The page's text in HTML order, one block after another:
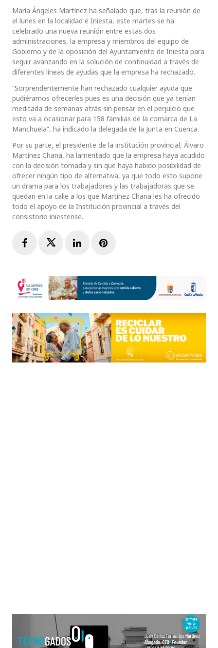
María Ángeles Martínez ha señalado que, tras la reunión de
el lunes en la localidad e Iniesta, este martes se ha
celebrado una nueva reunión entre estas dos
administraciones, la empresa y miembros del equipo de
Gobierno y de la oposición del Ayuntamiento de Iniesta para
seguir avanzando en la solución de continuidad a través de
diferentes líneas de ayudas que la empresa ha rechazado.
“Sorprendentemente han rechazado cualquier ayuda que
pudiéramos ofrecerles pues es una decisión que ya tenían
meditada de semanas atrás sin pensar en el perjuicio que
esto va a ocasionar para 158 familias de la comarca de La
Manchuela”, ha indicado la delegada de la Junta en Cuenca.
Por su parte, el presidente de la institución provincial, Álvaro
Martínez Chana, ha lamentado que la empresa haya acudido
con la decisión tomada y sin que haya habido posibilidad de
ofrecer ningún tipo de alternativa, ya que todo esto supone
un drama para los trabajadores y las trabajadoras que se
quedan en la calle a los que Martínez Chana les ha ofrecido
todo el apoyo de la Institución provincial a través del
consistorio iniestense.
FacebookTwitterLinkedInPinterest